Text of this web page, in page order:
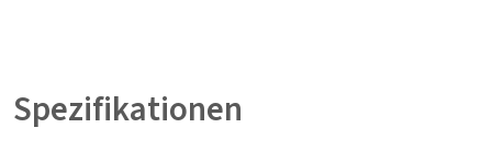
Spezifikationen